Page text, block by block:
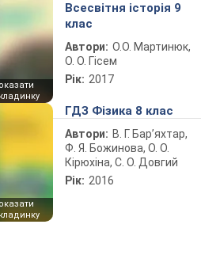
Всесвітня історія 9
клас
Автори: О.О. Мартинюк,
О. О. Гісем
Рік: 2017
ГДЗ Фізика 8 клас
Автори: В. Г. Бар’яхтар,
Ф. Я. Божинова, О. О.
Кірюхіна, С. О. Довгий
Рік: 2016